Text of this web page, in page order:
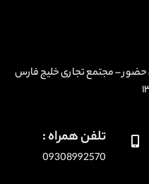
حضور – مجتمع تجاری خلیج فارس
تلفن همراه :
09308992570